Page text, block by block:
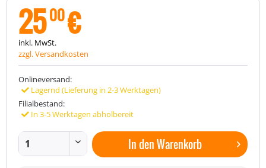
2500€
inkl. MwSt.
zzgl. Versandkosten
Onlineversand:
Lagernd (Lieferung in 2-3 Werktagen)
Filialbestand:
In 3-5 Werktagen abholbereit
In denWarenkorb